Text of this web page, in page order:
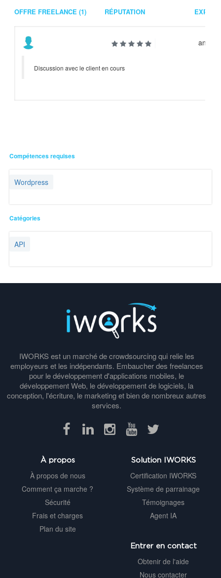
OFFRE FREELANCE (1) RÉPUTATION
année
Discussion avec le client en cours
Compétences requises
Wordpress
Catégories
API
IWORKS est un marché de crowdsourcing qui relie les
employeurs et les indépendants. Embaucher des freelances
pour le développement d'applications mobiles, le
développement Web, le développement de logiciels, la
conception, l'écriture, le marketing et bien de nombreux autres
services.
À propos
À propos de nous
Comment ça marche ?
Sécurité
Frais et charges
Plan du site
Solution IWORKS
Certification IWORKS
Système de parrainage
Témoignages
Agent IA
Entrer en contact
Obtenir de l'aide
Nous contacter